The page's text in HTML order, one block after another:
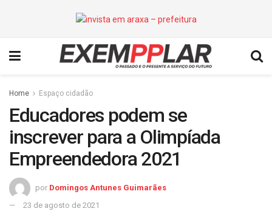
Home Espaço cidadão
Educadores podem se
inscrever para a Olimpíada
Empreendedora 2021
por Domingos Antunes Guimarães
23 de agosto de 2021